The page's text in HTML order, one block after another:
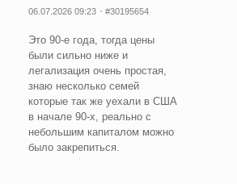
06.07.2026 09:23 #30195654
Это 90-е года, тогда цены
были сильно ниже и
легализация очень простая,
знаю несколько семей
которые так же уехали в США
в начале 90-х, реально с
небольшим капиталом можно
было закрепиться.